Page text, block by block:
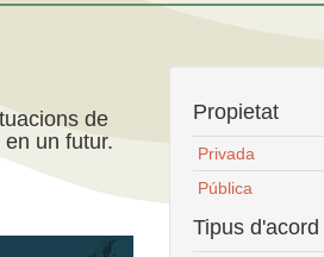
de
un futur.
Propietat
Privada
Pública
Tipus d'acord